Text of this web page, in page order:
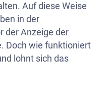
Auf diese Weise
in der
der Anzeige der
Doch wie funktioniert
lohnt sich das